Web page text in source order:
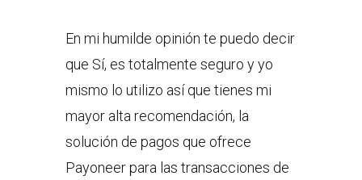
En mi humilde opinión te puedo decir
que Sí, es totalmente seguro y yo
mismo lo utilizo así que tienes mi
mayor alta recomendación, la
solución de pagos que ofrece
Payoneer para las transacciones de